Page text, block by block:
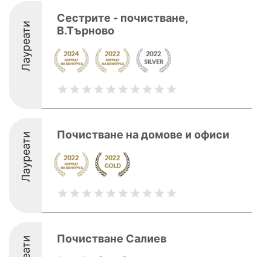
Лауреати
Сестрите - почистване,
В.Търново
Лауреати Почистване на домове и офиси
Почистване Салиев